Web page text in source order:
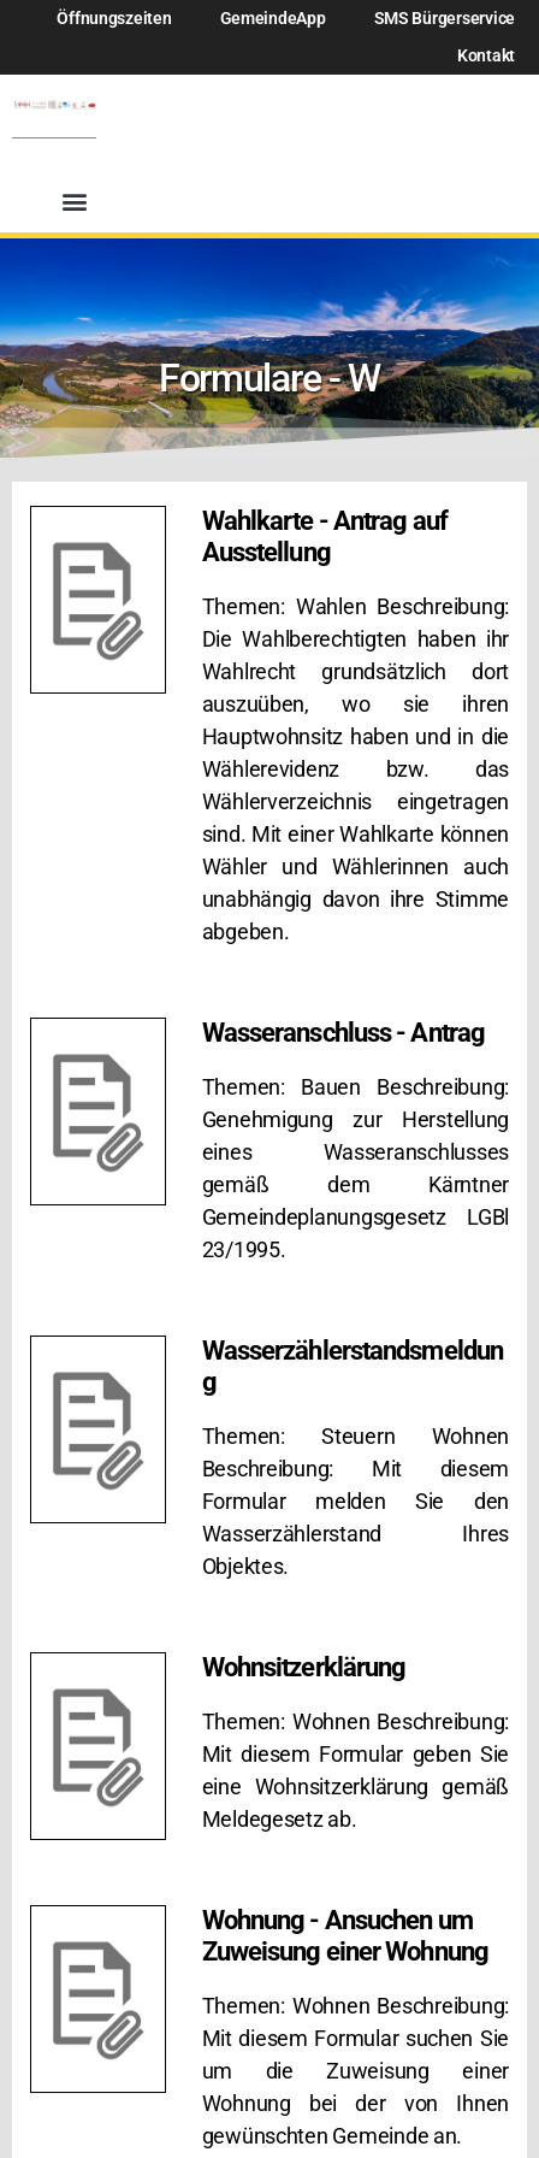
Öffnungszeiten GemeindeApp
SMS Bürgerservice
Kontakt
Formulare - W
Wahlkarte - Antrag auf
Ausstellung
Themen: Wahlen Beschreibung:
Die Wahlberechtigten haben ihr
Wahlrecht grundsätzlich dort
auszuüben, wo sie ihren
Hauptwohnsitz haben und in die
Wählerevidenz bzw. das
Wählerverzeichnis eingetragen
sind. Mit einer Wahlkarte können
Wähler und Wählerinnen auch
unabhängig davon ihre Stimme
abgeben.
Wasseranschluss - Antrag
Themen: Bauen Beschreibung:
Genehmigung zur Herstellung
eines Wasseranschlusses
gemäß dem Kärntner
Gemeindeplanungsgesetz LGBl
23/1995.
Wasserzählerstandsmeldun
g
Themen: Steuern Wohnen
Beschreibung: Mit diesem
Formular melden Sie den
Wasserzählerstand Ihres
Objektes.
Wohnsitzerklärung
Themen: Wohnen Beschreibung:
Mit diesem Formular geben Sie
eine Wohnsitzerklärung gemäß
Meldegesetz ab.
Wohnung - Ansuchen um
Zuweisung einer Wohnung
Themen: Wohnen Beschreibung:
Mit diesem Formular suchen Sie
um die Zuweisung einer
Wohnung bei der von Ihnen
gewünschten Gemeinde an.